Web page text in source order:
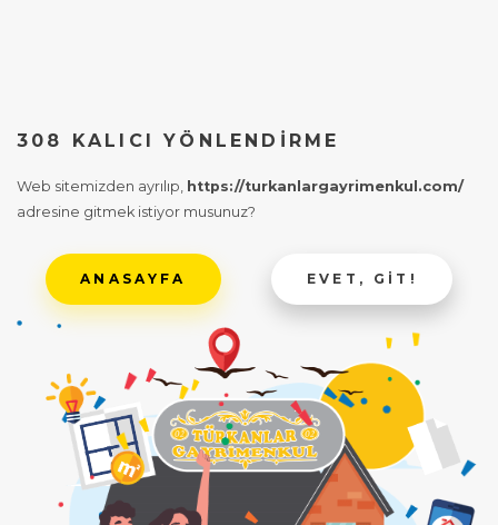
308 KALICI YÖNLENDIRME
Web sitemizden ayrılıp, https://turkanlargayrimenkul.com/
adresine gitmek istiyor musunuz?
ANASAYFA EVET, GIT!